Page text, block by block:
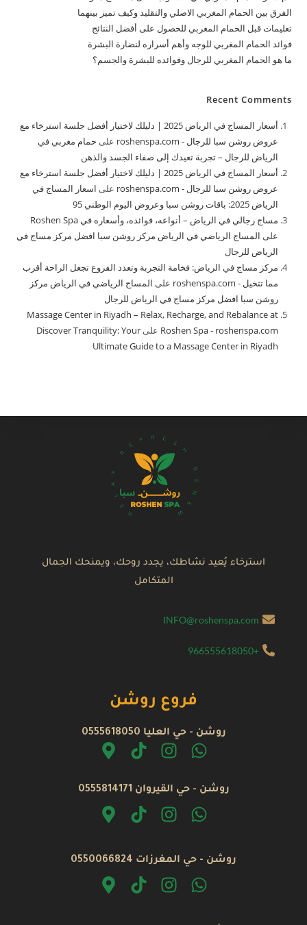
الفرق بين الحمام المغربي الاصلي والتقليد وكيف تميز بينهما
تعليمات قبل الحمام المغربي للحصول على أفضل النتائج
فوائد الحمام المغربي للوجه وأهم أسراره لنضارة البشرة
ما هو الحمام المغربي للرجال وفوائده للبشرة والجسم؟
Recent Comments
أسعار المساج في الرياض 2025 | دليلك لاختيار أفضل جلسة استرخاء مع
عروض روشن سبا للرجال - roshenspa.com
على حمام مغربي في
الرياض للرجال – تجربة تعيدك إلى صفاء الجسد والذهن
أسعار المساج في الرياض 2025 | دليلك لاختيار أفضل جلسة استرخاء مع
عروض روشن سبا للرجال - roshenspa.com
على اسعار المساج في
الرياض 2025: باقات روشن سبا وعروض اليوم الوطني 95
مساج رجالي في الرياض – أنواعه، فوائده، وأسعاره في Roshen Spa
على المساج الرياضي في الرياض مركز روشن سبا افضل مركز مساج في
الرياض للرجال
مركز مساج في الرياض: فخامة التجربة وتعدد الفروع تجعل الراحة أقرب
مما تتخيل - roshenspa.com
على المساج الرياضي في الرياض مركز
روشن سبا افضل مركز مساج في الرياض للرجال
Massage Center in Riyadh – Relax, Recharge, and Rebalance at
Roshen Spa - roshenspa.com علىDiscover Tranquility: Your
Ultimate Guide to a Massage Center in Riyadh
استرخاء يُعيد نشاطك، يجدد روحك، ويمنحك الجمال
المتكامل
INFO@roshenspa.com
+966555618050
فروع روشن
روشن - حي العليا 0555618050
روشن - حي القيروان 0555814171
روشن - حي المغرزات 0550066824